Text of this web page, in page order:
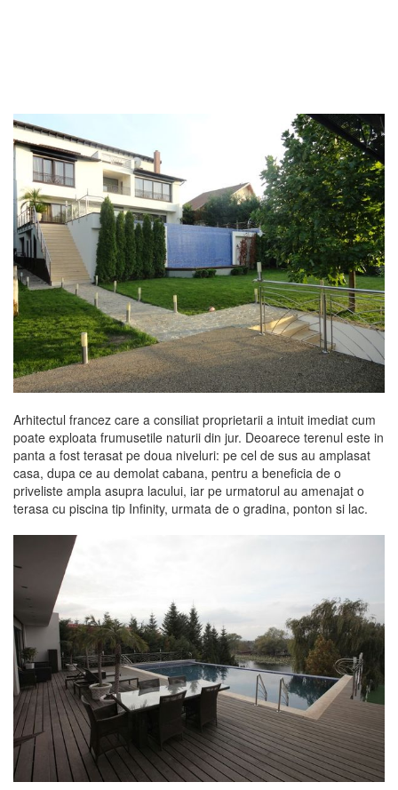
Arhitectul francez care a consiliat proprietarii a intuit imediat cum
poate exploata frumusetile naturii din jur. Deoarece terenul este in
panta a fost terasat pe doua niveluri: pe cel de sus au amplasat
casa, dupa ce au demolat cabana, pentru a beneficia de o
priveliste ampla asupra lacului, iar pe urmatorul au amenajat o
terasa cu piscina tip Infinity, urmata de o gradina, ponton si lac.